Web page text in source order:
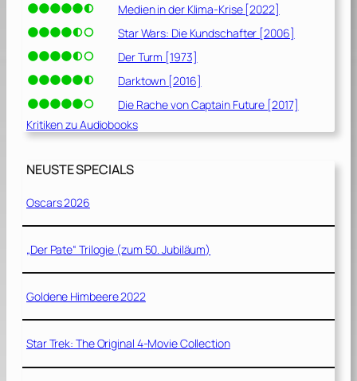
Medien in der Klima-Krise [2022]
Star Wars: Die Kundschafter [2006]
Der Turm [1973]
Darktown [2016]
Die Rache von Captain Future [2017]
Kritiken zu Audiobooks
NEUSTE SPECIALS
Oscars 2026
„Der Pate“ Trilogie (zum 50. Jubiläum)
Goldene Himbeere 2022
Star Trek: The Original 4-Movie Collection